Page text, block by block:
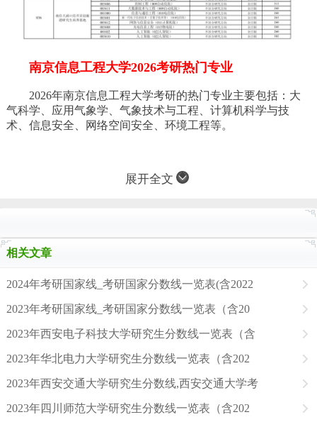
南京信息工程大学2026考研热门专业
2026年南京信息工程大学考研的热门专业主要包括：大
气科学、应用气象学、气象技术与工程、计算机科学与技
术、信息安全、网络空间安全、环境工程等。
展开全文
相关文章
2024年考研国家线_考研国家分数线一览表(含2022
2023年考研国家线_考研国家分数线一览表（含20
2023年西安电子科技大学研究生分数线一览表（含
2023年华北电力大学研究生分数线一览表（含202
2023年西安交通大学研究生分数线,西安交通大学考
2023年四川师范大学研究生分数线一览表（含202